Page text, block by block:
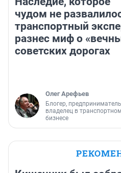
чудом не
транспортный
разнес миф о
советских дорогах
Олег Арефьев
Блогер,
владелец в транспортном
бизнесе